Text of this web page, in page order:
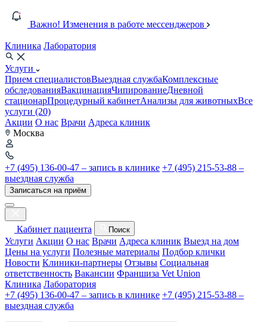
Важно! Изменения в работе мессенджеров
Клиника Лаборатория
Услуги
Прием специалистовВыездная службаКомплексные
обследованияВакцинацияЧипированиеДневной
стационарПроцедурный кабинетАнализы для животныхВсе
услуги (20)
Акции О нас Врачи Адреса клиник
Москва
+7 (495) 136-00-47 – запись в клинике +7 (495) 215-53-88 –
выездная служба
Записаться на приём
Кабинет пациента Поиск
Услуги Акции О нас Врачи Адреса клиник Выезд на дом
Цены на услуги Полезные материалы Подбор клички
Новости Клиники-партнеры Отзывы Социальная
ответственность Вакансии Франшиза Vet Union
Клиника Лаборатория
+7 (495) 136-00-47 – запись в клинике +7 (495) 215-53-88 –
выездная служба